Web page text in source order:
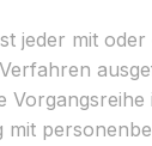
jeder mit
Vorgangsreihe
mit